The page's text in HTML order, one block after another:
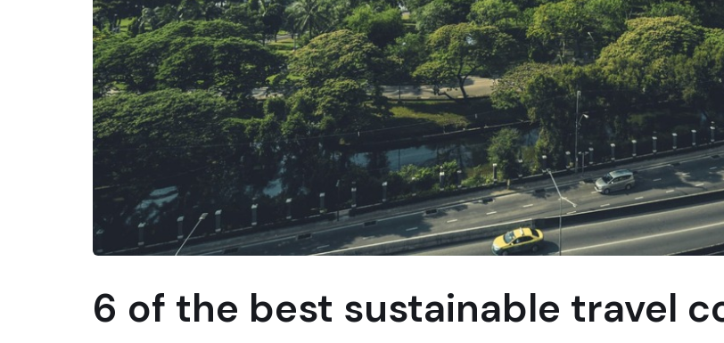
6 of the best sustainable travel